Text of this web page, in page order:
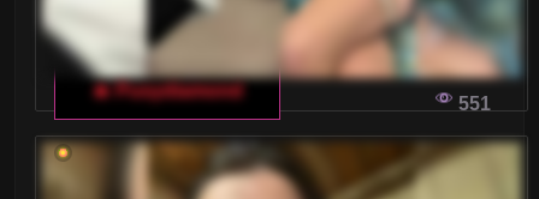
🔥 Pusydiamond
551